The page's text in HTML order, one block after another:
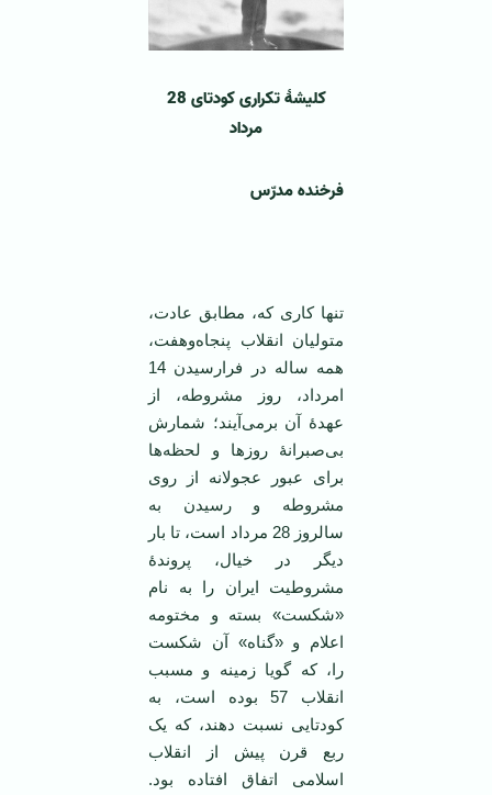
کلیشۀ تکراری کودتای 28
مرداد
فرخنده مدرّس
تنها کاری که، مطابق عادت،
متولیان انقلاب پنجاه‌وهفت،
همه ساله در فرارسیدن 14
امرداد، روز مشروطه، از
عهدۀ آن برمی‌آیند؛ شمارش
بی‌صبرانۀ روزها و لحظه‌ها
برای عبور عجولانه از روی
مشروطه و رسیدن به
سالروز 28 مرداد است، تا بار
دیگر در خیال، پروندۀ
مشروطیت ایران را به نام
«شکست» بسته و مختومه
اعلام و «گناه» آن شکست
را، که گویا زمینه و مسبب
انقلاب 57 بوده است، به
کودتایی نسبت دهند، که یک
ربع قرن پیش از انقلاب
اسلامی اتفاق افتاده بود.